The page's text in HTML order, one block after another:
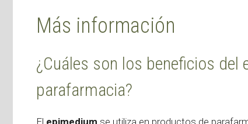
Más información
¿Cuáles son los beneficios
parafarmacia?
El epimedium se utiliza en productos de